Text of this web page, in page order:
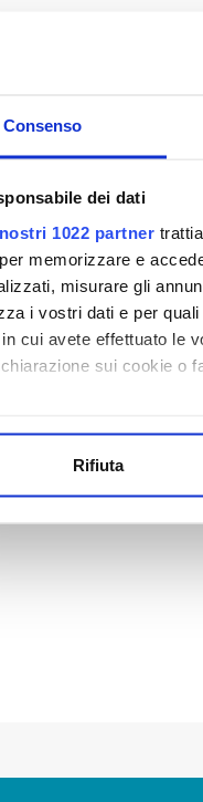
Consenso
dei dati
1022 partner
memorizzare e
misurare gli
i vostri dati e per
cui avete effettuato le
sui cookie o
Identificare il tuo
Rifiuta
destra è disponibile
attiva dal 1° luglio e
Bilancino oggi:
cubi invasati al 3
sul livello del mare
in formato pdf i
sul corretto
Toscana..